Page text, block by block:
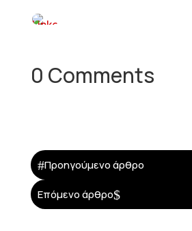
0 Comments
#Προηγούμενο άρθρο
Επόμενο άρθρο$